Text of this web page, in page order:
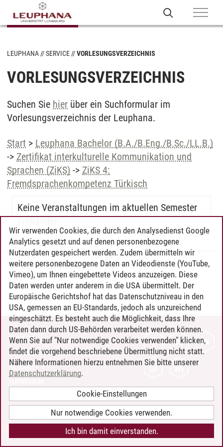
LEUPHANA SERVICE VORLESUNGSVERZEICHNIS
VORLESUNGSVERZEICHNIS
Suchen Sie hier über ein Suchformular im
Vorlesungsverzeichnis der Leuphana.
Start > Leuphana Bachelor (B.A./B.Eng./B.Sc./LL.B.)
-> Zertifikat interkulturelle Kommunikation und
Sprachen (ZiKS) -> ZiKS 4:
Fremdsprachenkompetenz Türkisch
Keine Veranstaltungen im aktuellen Semester
vorhanden
Timo Leder/30.06.2024
KONTAKT
LEUPHANA ALS ARBEITGEBER
INTRANET
BARRIEREFREIHEIT
COOKIE-EINSTELLUNGEN
Wir verwenden Cookies, die durch den Analysedienst Google
Analytics gesetzt und auf denen personenbezogene
Nutzerdaten gespeichert werden. Zudem übermitteln wir
weitere personenbezogene Daten an Videodienste (YouTube,
Vimeo), um Ihnen eingebettete Videos anzuzeigen. Diese
Daten werden unter anderem in die USA übermittelt. Der
Europäische Gerichtshof hat das Datenschutzniveau in den
USA, gemessen an EU-Standards, jedoch als unzureichend
eingeschätzt. Es besteht auch die Möglichkeit, dass Ihre
Daten dann durch US-Behörden verarbeitet werden können.
Wenn Sie auf "Nur notwendige Cookies verwenden" klicken,
findet die vorgehend beschriebene Übermittlung nicht statt.
Nähere Informationen hierzu entnehmen Sie bitte unserer
Datenschutzerklärung.
Cookie-Einstellungen
Nur notwendige Cookies verwenden.
Ich bin damit einverstanden.